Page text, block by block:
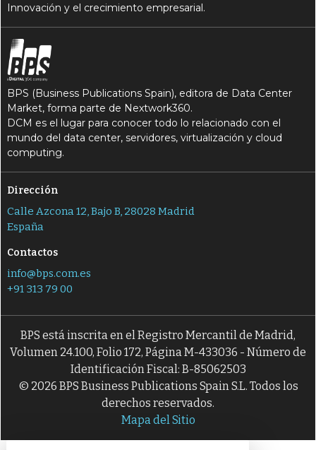
Innovación y el crecimiento empresarial.
BPS (Business Publications Spain), editora de Data Center
Market, forma parte de Nextwork360.
DCM es el lugar para conocer todo lo relacionado con el
mundo del data center, servidores, virtualización y cloud
computing.
Dirección
Calle Azcona 12, Bajo B, 28028 Madrid
España
Contactos
info@bps.com.es
+91 313 79 00
BPS está inscrita en el Registro Mercantil de Madrid,
Volumen 24.100, Folio 172, Página M-433036 - Número de
Identificación Fiscal: B-85062503
© 2026 BPS Business Publications Spain S.L. Todos los
derechos reservados.
Mapa del Sitio